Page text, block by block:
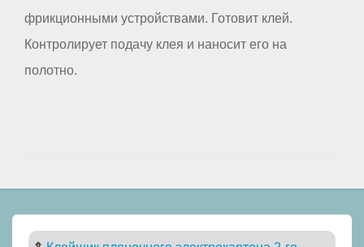
фрикционными устройствами. Готовит клей.
Контролирует подачу клея и наносит его на
полотно.